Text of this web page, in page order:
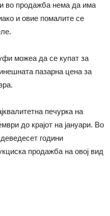
во продажба нема да има
и овие помалите се
можеа да се купат за
пазарна цена за
печурка на
до крајот на јануари. Во
години
продажба на овој вид